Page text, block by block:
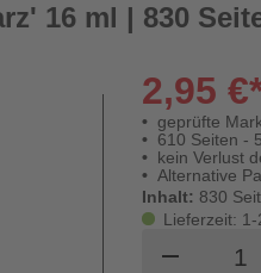
16 ml | 830
2,95
geprüfte
610 Seiten -
kein Verlust
Alternative
Inhalt: 830
Lieferzeit:
remove